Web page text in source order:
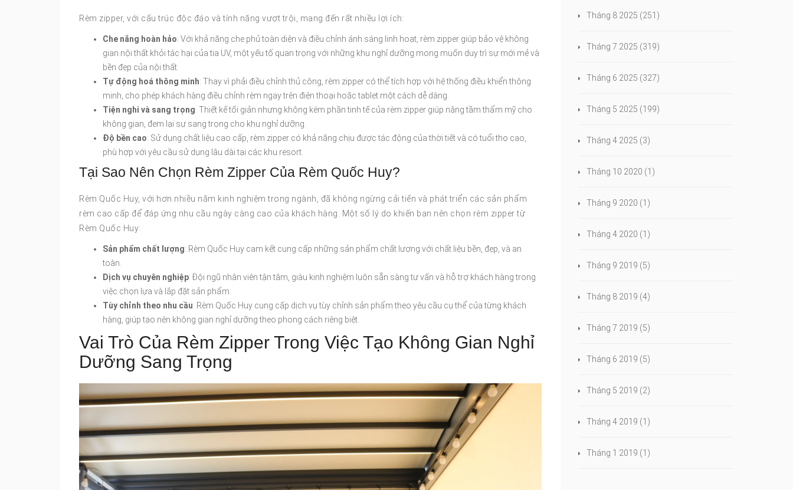
Rèm zipper, với cấu trúc độc đáo và tính năng vượt trội, mang đến rất nhiều lợi ích:
Che nắng hoàn hảo: Với khả năng che phủ toàn diện và điều chỉnh ánh sáng linh hoạt, rèm zipper giúp bảo vệ không
gian nội thất khỏi tác hại của tia UV, một yếu tố quan trọng với những khu nghỉ dưỡng mong muốn duy trì sự mới mẻ và
bền đẹp của nội thất.
Tự động hoá thông minh: Thay vì phải điều chỉnh thủ công, rèm zipper có thể tích hợp với hệ thống điều khiển thông
minh, cho phép khách hàng điều chỉnh rèm ngay trên điện thoại hoặc tablet một cách dễ dàng.
Tiện nghi và sang trọng: Thiết kế tối giản nhưng không kém phần tinh tế của rèm zipper giúp nâng tầm thẩm mỹ cho
không gian, đem lại sự sang trọng cho khu nghỉ dưỡng.
Độ bền cao: Sử dụng chất liệu cao cấp, rèm zipper có khả năng chịu được tác động của thời tiết và có tuổi thọ cao,
phù hợp với yêu cầu sử dụng lâu dài tại các khu resort.
Tại Sao Nên Chọn Rèm Zipper Của Rèm Quốc Huy?
Rèm Quốc Huy, với hơn nhiều năm kinh nghiệm trong ngành, đã không ngừng cải tiến và phát triển các sản phẩm
rèm cao cấp để đáp ứng nhu cầu ngày càng cao của khách hàng. Một số lý do khiến bạn nên chọn rèm zipper từ
Rèm Quốc Huy:
Sản phẩm chất lượng: Rèm Quốc Huy cam kết cung cấp những sản phẩm chất lượng với chất liệu bền, đẹp, và an
toàn.
Dịch vụ chuyên nghiệp: Đội ngũ nhân viên tận tâm, giàu kinh nghiệm luôn sẵn sàng tư vấn và hỗ trợ khách hàng trong
việc chọn lựa và lắp đặt sản phẩm.
Tùy chỉnh theo nhu cầu: Rèm Quốc Huy cung cấp dịch vụ tùy chỉnh sản phẩm theo yêu cầu cụ thể của từng khách
hàng, giúp tạo nên không gian nghỉ dưỡng theo phong cách riêng biệt.
Vai Trò Của Rèm Zipper Trong Việc Tạo Không Gian Nghỉ
Dưỡng Sang Trọng
Tháng 8 2025 (251)
Tháng 7 2025 (319)
Tháng 6 2025 (327)
Tháng 5 2025 (199)
Tháng 4 2025 (3)
Tháng 10 2020 (1)
Tháng 9 2020 (1)
Tháng 4 2020 (1)
Tháng 9 2019 (5)
Tháng 8 2019 (4)
Tháng 7 2019 (5)
Tháng 6 2019 (5)
Tháng 5 2019 (2)
Tháng 4 2019 (1)
Tháng 1 2019 (1)